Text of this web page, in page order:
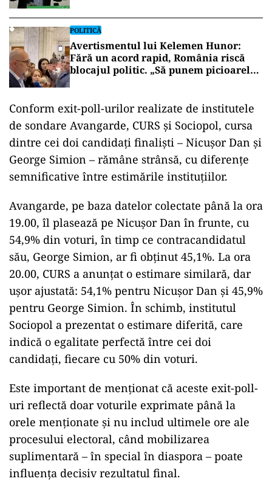
POLITICĂ
Avertismentul lui Kelemen Hunor:
Fără un acord rapid, România riscă
blocajul politic. „Să punem picioarele
Conform exit-poll-urilor realizate de institutele
de sondare Avangarde, CURS și Sociopol, cursa
dintre cei doi candidați finaliști – Nicușor Dan și
George Simion – rămâne strânsă, cu diferențe
semnificative între estimările instituțiilor.
Avangarde, pe baza datelor colectate până la ora
19.00, îl plasează pe Nicușor Dan în frunte, cu
54,9% din voturi, în timp ce contracandidatul
său, George Simion, ar fi obținut 45,1%. La ora
20.00, CURS a anunțat o estimare similară, dar
ușor ajustată: 54,1% pentru Nicușor Dan și 45,9%
pentru George Simion. În schimb, institutul
Sociopol a prezentat o estimare diferită, care
indică o egalitate perfectă între cei doi
candidați, fiecare cu 50% din voturi.
Este important de menționat că aceste exit-poll-
uri reflectă doar voturile exprimate până la
orele menționate și nu includ ultimele ore ale
procesului electoral, când mobilizarea
suplimentară – în special în diaspora – poate
influența decisiv rezultatul final.